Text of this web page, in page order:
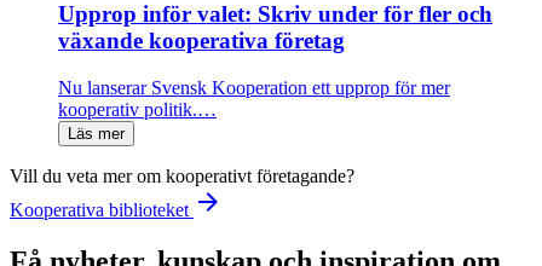
Upprop inför valet: Skriv under för fler och
växande kooperativa företag
Nu lanserar Svensk Kooperation ett upprop för mer
kooperativ politik.…
Läs mer
Vill du veta mer om kooperativt företagande?
Kooperativa biblioteket arrow_forward